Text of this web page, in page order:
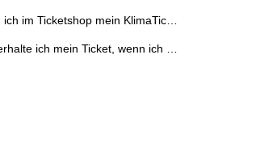
Kann ich im Ticketshop mein KlimaTicket Österreich digital anzeigen lassen?
Wie erhalte ich mein Ticket, wenn ich es im OÖVV Ticketshop oder in der OÖVV Ticket-App kaufe?